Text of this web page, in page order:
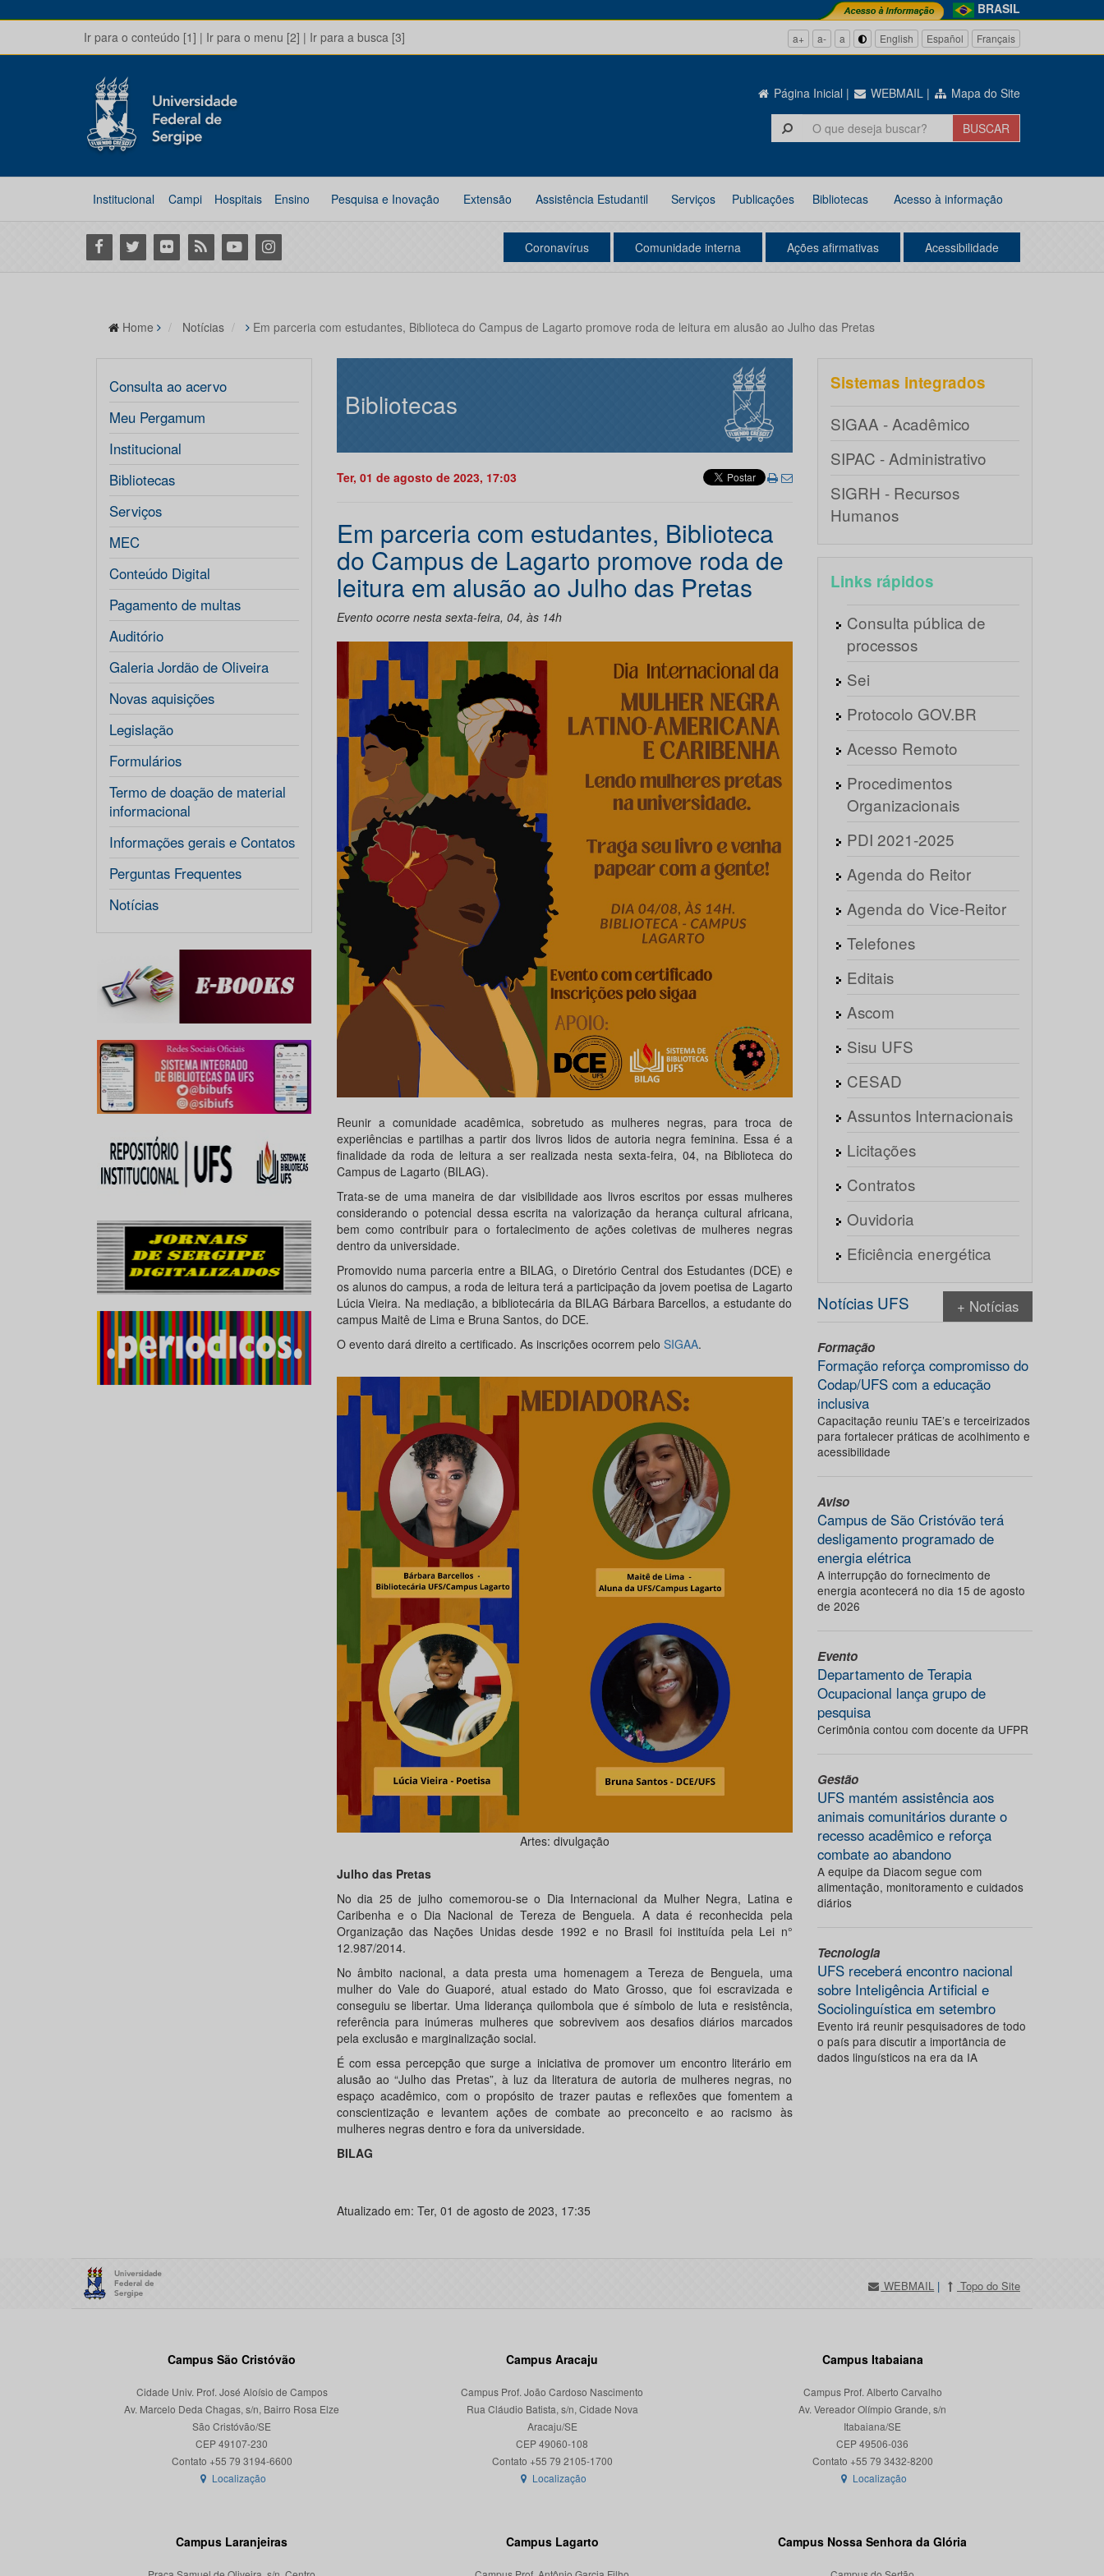
BRASIL
Ir para o conteúdo [1] | Ir para o menu [2] | Ir para a busca [3] a+ a- a English Español Français
Página Inicial | WEBMAIL | Mapa do Site
Institucional Campi Hospitais Ensino Pesquisa e Inovação Extensão Assistência Estudantil Serviços Publicações Bibliotecas Acesso à informação
Facebook
Twitter Flickr RSS YoutubeInstagram Coronavírus Comunidade interna Ações afirmativas Acessibilidade
Home Notícias Em parceria com estudantes, Biblioteca do Campus de Lagarto promove roda de leitura em alusão ao Julho das Pretas
Consulta ao acervo
Meu Pergamum
Institucional
Bibliotecas
Serviços
MEC
Conteúdo Digital
Pagamento de multas
Auditório
Galeria Jordão de Oliveira
Novas aquisições
Legislação
Formulários
Termo de doação de material
informacional
Informações gerais e Contatos
Perguntas Frequentes
Notícias
Bibliotecas
Ter, 01 de agosto de 2023, 17:03
Em parceria com estudantes, Biblioteca
do Campus de Lagarto promove roda de
leitura em alusão ao Julho das Pretas
Evento ocorre nesta sexta-feira, 04, às 14h
Reunir a comunidade acadêmica, sobretudo as mulheres negras, para troca de
experiências e partilhas a partir dos livros lidos de autoria negra feminina. Essa é a
finalidade da roda de leitura a ser realizada nesta sexta-feira, 04, na Biblioteca do
Campus de Lagarto (BILAG).
Trata-se de uma maneira de dar visibilidade aos livros escritos por essas mulheres
considerando o potencial dessa escrita na valorização da herança cultural africana,
bem como contribuir para o fortalecimento de ações coletivas de mulheres negras
dentro da universidade.
Promovido numa parceria entre a BILAG, o Diretório Central dos Estudantes (DCE) e
os alunos do campus, a roda de leitura terá a participação da jovem poetisa de Lagarto
Lúcia Vieira. Na mediação, a bibliotecária da BILAG Bárbara Barcellos, a estudante do
campus Maitê de Lima e Bruna Santos, do DCE.
O evento dará direito a certificado. As inscrições ocorrem pelo SIGAA.
Artes: divulgação
Julho das Pretas
No dia 25 de julho comemorou-se o Dia Internacional da Mulher Negra, Latina e
Caribenha e o Dia Nacional de Tereza de Benguela. A data é reconhecida pela
Organização das Nações Unidas desde 1992 e no Brasil foi instituída pela Lei n°
12.987/2014.
No âmbito nacional, a data presta uma homenagem a Tereza de Benguela, uma
mulher do Vale do Guaporé, atual estado do Mato Grosso, que foi escravizada e
conseguiu se libertar. Uma liderança quilombola que é símbolo de luta e resistência,
referência para inúmeras mulheres que sobrevivem aos desafios diários marcados
pela exclusão e marginalização social.
É com essa percepção que surge a iniciativa de promover um encontro literário em
alusão ao “Julho das Pretas”, à luz da literatura de autoria de mulheres negras, no
espaço acadêmico, com o propósito de trazer pautas e reflexões que fomentem a
conscientização e levantem ações de combate ao preconceito e ao racismo às
mulheres negras dentro e fora da universidade.
BILAG
Atualizado em: Ter, 01 de agosto de 2023, 17:35
Sistemas integrados
SIGAA - Acadêmico
SIPAC - Administrativo
SIGRH - Recursos
Humanos
Links rápidos
Consulta pública de
processos
Sei
Protocolo GOV.BR
Acesso Remoto
Procedimentos
Organizacionais
PDI 2021-2025
Agenda do Reitor
Agenda do Vice-Reitor
Telefones
Editais
Ascom
Sisu UFS
CESAD
Assuntos Internacionais
Licitações
Contratos
Ouvidoria
Eficiência energética
Notícias UFS + Notícias
Formação
Formação reforça compromisso do
Codap/UFS com a educação
inclusiva
Capacitação reuniu TAE’s e terceirizados
para fortalecer práticas de acolhimento e
acessibilidade
Aviso
Campus de São Cristóvão terá
desligamento programado de
energia elétrica
A interrupção do fornecimento de
energia acontecerá no dia 15 de agosto
de 2026
Evento
Departamento de Terapia
Ocupacional lança grupo de
pesquisa
Cerimônia contou com docente da UFPR
Gestão
UFS mantém assistência aos
animais comunitários durante o
recesso acadêmico e reforça
combate ao abandono
A equipe da Diacom segue com
alimentação, monitoramento e cuidados
diários
Tecnologia
UFS receberá encontro nacional
sobre Inteligência Artificial e
Sociolinguística em setembro
Evento irá reunir pesquisadores de todo
o país para discutir a importância de
dados linguísticos na era da IA
WEBMAIL | Topo do Site
Campus São Cristóvão
Cidade Univ. Prof. José Aloísio de Campos
Av. Marcelo Deda Chagas, s/n, Bairro Rosa Elze
São Cristóvão/SE
CEP 49107-230
Localização
Campus Aracaju
Campus Prof. João Cardoso Nascimento
Rua Cláudio Batista, s/n, Cidade Nova
Aracaju/SE
CEP 49060-108
Localização
Campus Itabaiana
Campus Prof. Alberto Carvalho
Av. Vereador Olímpio Grande, s/n
Itabaiana/SE
CEP 49506-036
Localização
Campus Laranjeiras Campus Lagarto Campus Nossa Senhora da Glória